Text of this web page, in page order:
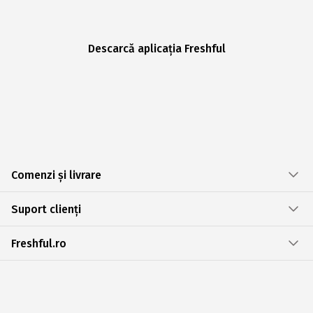
Descarcă aplicația Freshful
Comenzi și livrare
Suport clienți
Freshful.ro